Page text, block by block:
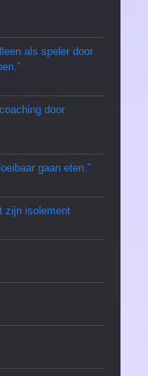
als speler door
door
gaan eten.”
zijn isolement